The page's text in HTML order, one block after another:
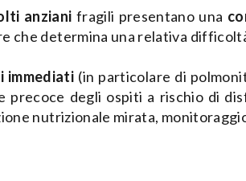
anziani fragili presentano una
che determina una relativa
immediati (in particolare di
precoce degli ospiti a rischio di
nutrizionale mirata,